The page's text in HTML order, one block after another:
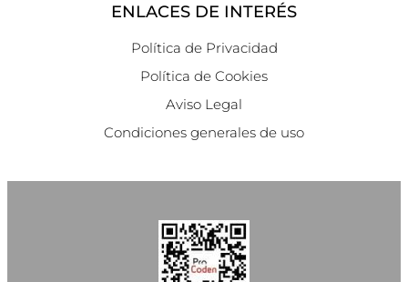
ENLACES DE INTERÉS
Política de Privacidad
Política de Cookies
Aviso Legal
Condiciones generales de uso